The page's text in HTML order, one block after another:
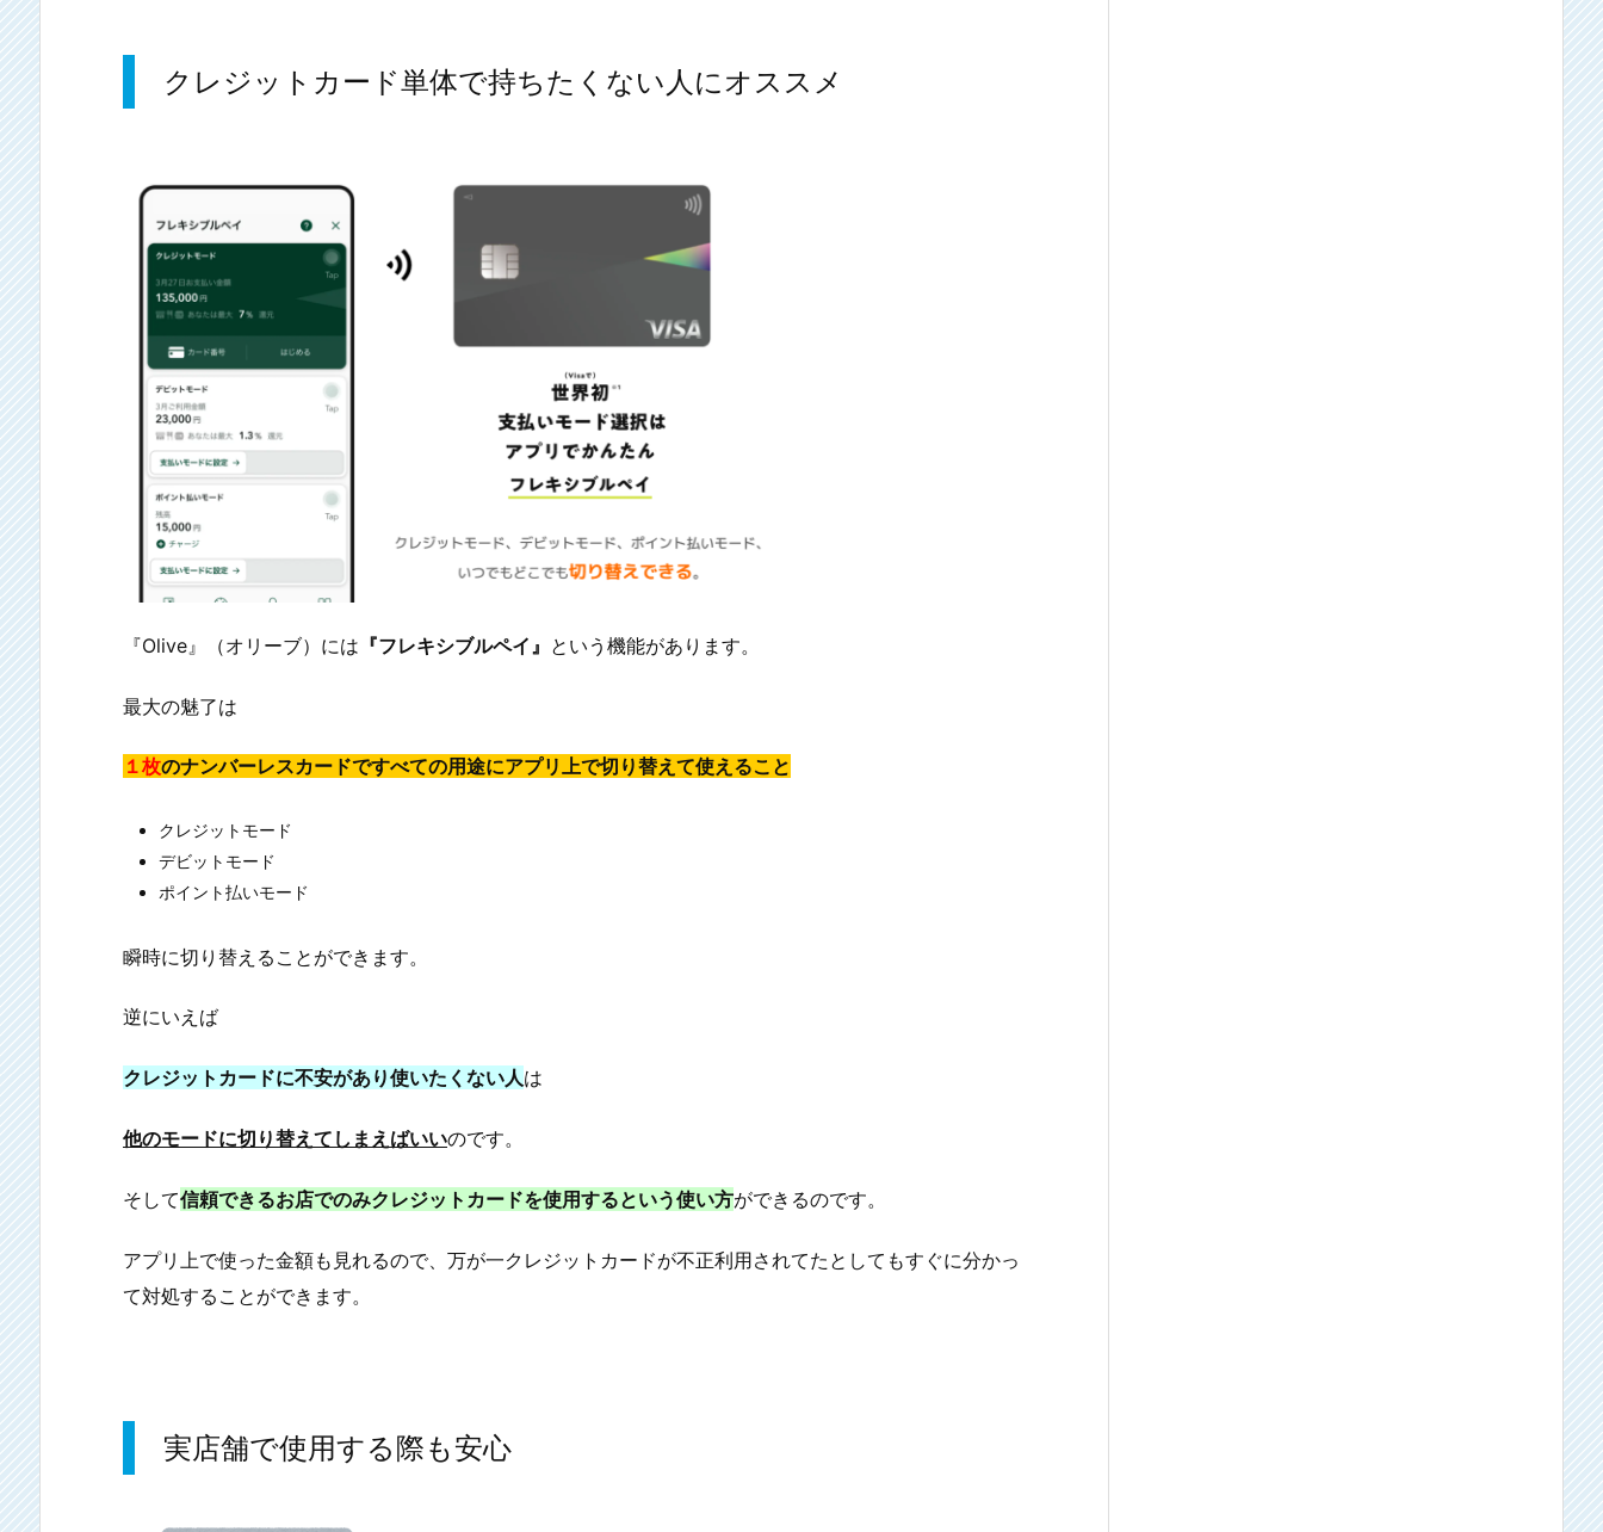
クレジットカード単体で持ちたくない人にオススメ
『Olive』（オリーブ）には 『フレキシブルペイ』 という機能があります。
最大の魅了は
１枚のナンバーレスカードですべての用途にアプリ上で切り替えて使えること
クレジットモード
デビットモード
ポイント払いモード
瞬時に切り替えることができます。
逆にいえば
クレジットカードに不安があり使いたくない人は
他のモードに切り替えてしまえばいいのです。
そして信頼できるお店でのみクレジットカードを使用するという使い方ができるのです。
アプリ上で使った金額も見れるので、万が一クレジットカードが不正利用されてたとしてもすぐに分かっ
て対処することができます。
実店舗で使用する際も安心